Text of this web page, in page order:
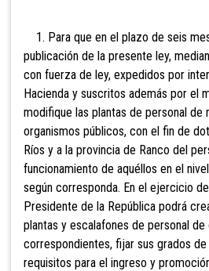
1. Para que en el plazo de seis
publicación de la presente ley,
con fuerza de ley, expedidos por
Hacienda y suscritos además por el
modifique las plantas de personal de
organismos públicos, con el fin de
Ríos y a la provincia de Ranco del
funcionamiento de aquéllos en el
según corresponda. En el ejercicio
Presidente de la República podrá
plantas y escalafones de personal
correspondientes, fijar sus grados
requisitos para el ingreso y